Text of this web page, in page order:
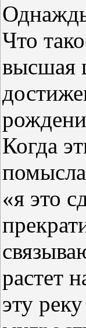
Что
высшая
Когда
«я это
растет
эту